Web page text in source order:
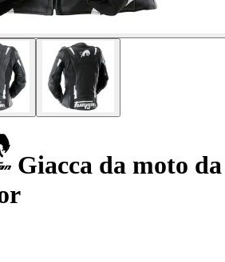
Giacca da moto da